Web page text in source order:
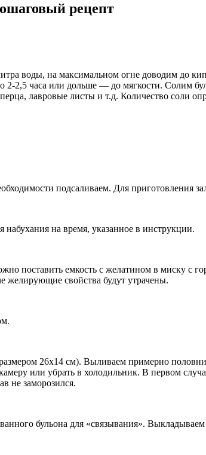
рецепт
воды, на максимальном огне доводим до
2,5 часа или дольше — до мягкости. Солим
лавровые листы и т.д. Количество соли
подсаливаем. Для приготовления
на время, указанное в инструкции.
поставить емкость с желатином в миску с
желирующие свойства будут утрачены.
26х14 см). Выливаем примерно
или убрать в холодильник. В первом
не заморозился.
бульона для «связывания».